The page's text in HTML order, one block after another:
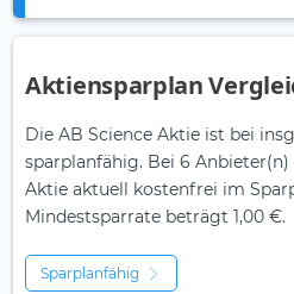
Aktiensparplan
Die AB Science Aktie ist bei
sparplanfähig. Bei 6
Aktie aktuell kostenfrei im
Mindestsparrate beträgt 1,00 €.
Sparplanfähig